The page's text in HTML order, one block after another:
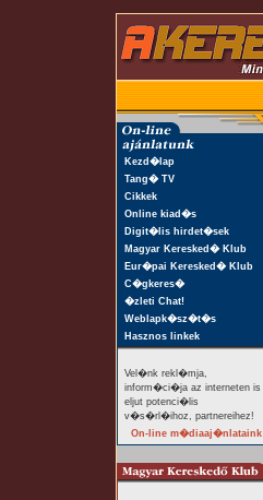
Kezd�lap
Tang� TV
Cikkek
Online kiad�s
Digit�lis hirdet�sek
Magyar Keresked� Klub
Eur�pai Keresked� Klub
C�gkeres�
�zleti Chat!
Weblapk�sz�t�s
Hasznos linkek
Vel�nk rekl�mja,
inform�ci�ja az interneten is
eljut potenci�lis
v�s�rl�ihoz, partnereihez!
On-line m�diaaj�nlataink